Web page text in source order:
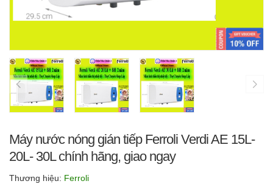
Máy nước nóng gián tiếp Ferroli Verdi AE 15L-
20L- 30L chính hãng, giao ngay
Thương hiệu: Ferroli